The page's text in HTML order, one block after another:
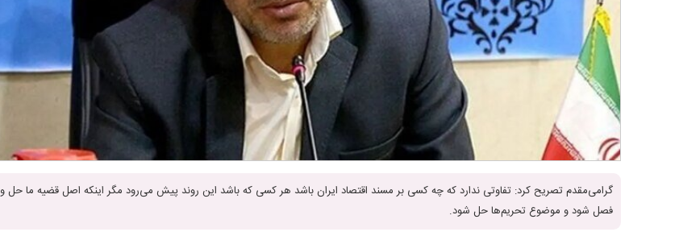
گرامی‌مقدم تصریح کرد: تفاوتی ندارد که چه کسی بر مسند اقتصاد ایران باشد هر کسی که باشد این روند پیش می‌رود مگر اینکه اصل قضیه ما حل و
فصل شود و موضوع تحریم‌ها حل شود.